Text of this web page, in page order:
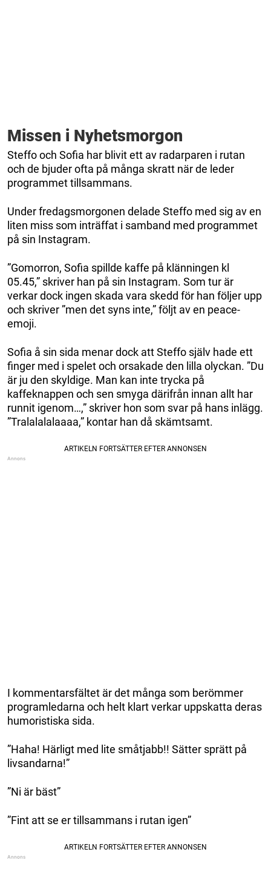
Missen i Nyhetsmorgon
Steffo och Sofia har blivit ett av radarparen i rutan
och de bjuder ofta på många skratt när de leder
programmet tillsammans.
Under fredagsmorgonen delade Steffo med sig av en
liten miss som inträffat i samband med programmet
på sin Instagram.
”Gomorron, Sofia spillde kaffe på klänningen kl
05.45,” skriver han på sin Instagram. Som tur är
verkar dock ingen skada vara skedd för han följer upp
och skriver ”men det syns inte,” följt av en peace-
emoji.
Sofia å sin sida menar dock att Steffo själv hade ett
finger med i spelet och orsakade den lilla olyckan. ”Du
är ju den skyldige. Man kan inte trycka på
kaffeknappen och sen smyga därifrån innan allt har
runnit igenom…,” skriver hon som svar på hans inlägg.
”Tralalalalaaaa,” kontar han då skämtsamt.
I kommentarsfältet är det många som berömmer
programledarna och helt klart verkar uppskatta deras
humoristiska sida.
”Haha! Härligt med lite småtjabb!! Sätter sprätt på
livsandarna!”
”Ni är bäst”
”Fint att se er tillsammans i rutan igen”